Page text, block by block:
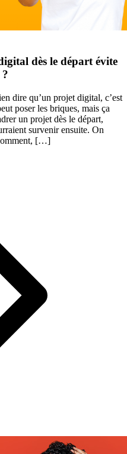
dès le départ évite
dire qu’un projet digital, c’est
poser les briques, mais ça
un projet dès le départ,
survenir ensuite. On
[…]